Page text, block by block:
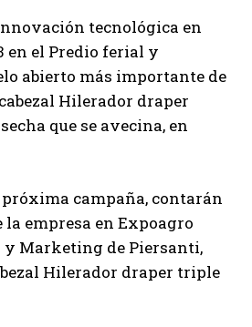
tecnológica en
en el Predio ferial y
abierto más importante de
Hilerador draper
que se avecina, en
campaña, contarán
empresa en Expoagro
y Marketing de Piersanti,
Hilerador draper triple